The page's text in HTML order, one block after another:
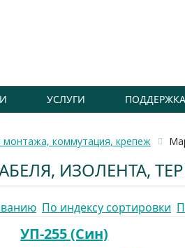
УСЛУГИ ПОДДЕРЖКА
коммутация, крепеж
ИЗОЛЕНТА,
По индексу сортировки
УП-255 (Син)